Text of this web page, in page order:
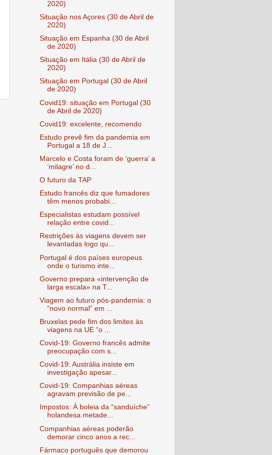
2020)
Situação nos Açores (30 de Abril de
2020)
Situação em Espanha (30 de Abril
de 2020)
Situação em Itália (30 de Abril de
2020)
Situação em Portugal (30 de Abril
de 2020)
Covid19: situação em Portugal (30
de Abril de 2020)
Covid19: excelente, recomendo
Estudo prevê fim da pandemia em
Portugal a 18 de J...
Marcelo e Costa foram de ‘guerra’ a
‘milagre’ no d...
O futuro da TAP
Estudo francês diz que fumadores
têm menos probabi...
Especialistas estudam possível
relação entre covid...
Restrições às viagens devem ser
levantadas logo qu...
Portugal é dos países europeus
onde o turismo inte...
Governo prepara «intervenção de
larga escala» na T...
Viagem ao futuro pós-pandemia: o
“novo normal” em ...
Bruxelas pede fim dos limites às
viagens na UE “o ...
Covid-19: Governo francês admite
preocupação com s...
Covid-19: Austrália insiste em
investigação apesar...
Covid-19: Companhias aéreas
agravam previsão de pe...
Impostos: À boleia da “sanduíche”
holandesa metade...
Companhias aéreas poderão
demorar cinco anos a rec...
Fármaco português que demorou